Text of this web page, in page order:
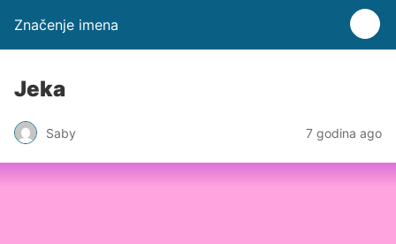
Značenje imena
Jeka
Saby 7 godina ago